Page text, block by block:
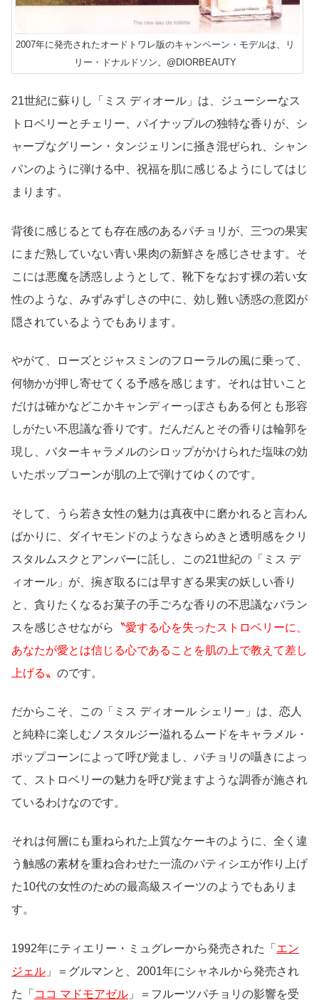
2007年に発売されたオードトワレ版のキャンペーン・モデルは、リ
リー・ドナルドソン。@DIORBEAUTY
21世紀に蘇りし「ミス ディオール」は、ジューシーなス
トロベリーとチェリー、パイナップルの独特な香りが、シ
ャープなグリーン・タンジェリンに掻き混ぜられ、シャン
パンのように弾ける中、祝福を肌に感じるようにしてはじ
まります。
背後に感じるとても存在感のあるパチョリが、三つの果実
にまだ熟していない青い果肉の新鮮さを感じさせます。そ
こには悪魔を誘惑しようとして、靴下をなおす裸の若い女
性のような、みずみずしさの中に、効し難い誘惑の意図が
隠されているようでもあります。
やがて、ローズとジャスミンのフローラルの風に乗って、
何物かが押し寄せてくる予感を感じます。それは甘いこと
だけは確かなどこかキャンディーっぽさもある何とも形容
しがたい不思議な香りです。だんだんとその香りは輪郭を
現し、バターキャラメルのシロップがかけられた塩味の効
いたポップコーンが肌の上で弾けてゆくのです。
そして、うら若き女性の魅力は真夜中に磨かれると言わん
ばかりに、ダイヤモンドのようなきらめきと透明感をクリ
スタルムスクとアンバーに託し、この21世紀の「ミス デ
ィオール」が、捥ぎ取るには早すぎる果実の妖しい香り
と、貪りたくなるお菓子の手ごろな香りの不思議なバラン
スを感じさせながら
〝愛する心を失ったストロベリーに、
あなたが愛とは信じる心であることを肌の上で教えて差し
上げる〟 のです。
だからこそ、この「ミス ディオール シェリー」は、恋人
と純粋に楽しむノスタルジー溢れるムードをキャラメル・
ポップコーンによって呼び覚まし、パチョリの囁きによっ
て、ストロベリーの魅力を呼び覚ますような調香が施され
ているわけなのです。
それは何層にも重ねられた上質なケーキのように、全く違
う触感の素材を重ね合わせた一流のパティシエが作り上げ
た10代の女性のための最高級スイーツのようでもありま
す。
1992年にティエリー・ミュグレーから発売された「 エン
ジェル 」＝グルマンと、2001年にシャネルから発売され
た「 ココ マドモアゼル 」＝フルーツパチョリの影響を受